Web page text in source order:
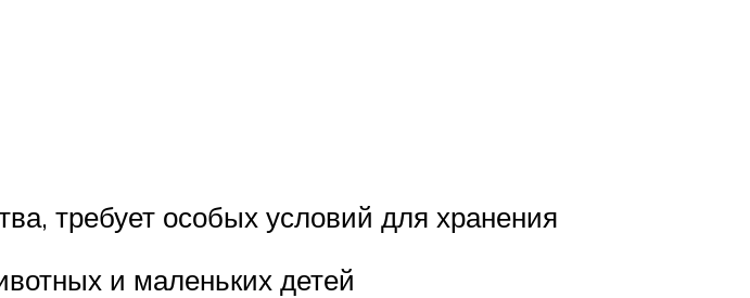
требует особых условий для хранения
и маленьких детей